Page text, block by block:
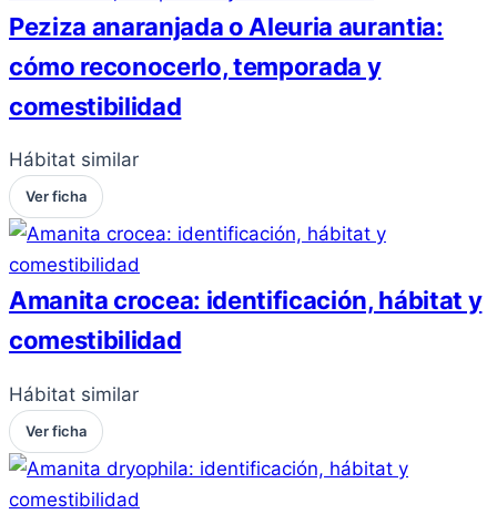
Peziza anaranjada o Aleuria aurantia:
cómo reconocerlo, temporada y
comestibilidad
Hábitat similar
Ver ficha
Amanita crocea: identificación, hábitat y
comestibilidad
Hábitat similar
Ver ficha